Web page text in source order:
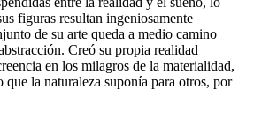
figuras resultan ingeniosamente
de su arte queda a medio camino
Creó su propia realidad
en los milagros de la materialidad,
que la naturaleza suponía para otros, por